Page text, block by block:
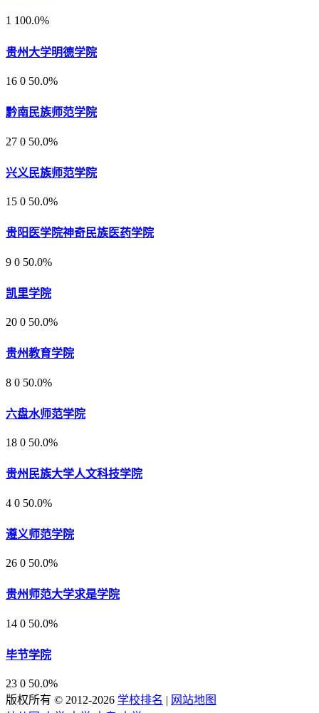
1 100.0%
贵州大学明德学院
16 0 50.0%
黔南民族师范学院
27 0 50.0%
兴义民族师范学院
15 0 50.0%
贵阳医学院神奇民族医药学院
9 0 50.0%
凯里学院
20 0 50.0%
贵州教育学院
8 0 50.0%
六盘水师范学院
18 0 50.0%
贵州民族大学人文科技学院
4 0 50.0%
遵义师范学院
26 0 50.0%
贵州师范大学求是学院
14 0 50.0%
毕节学院
23 0 50.0%
版权所有 © 2012-2026 学校排名 | 网站地图